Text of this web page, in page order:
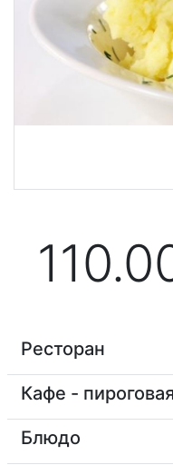
Ресторан
Кафе -
Блюдо